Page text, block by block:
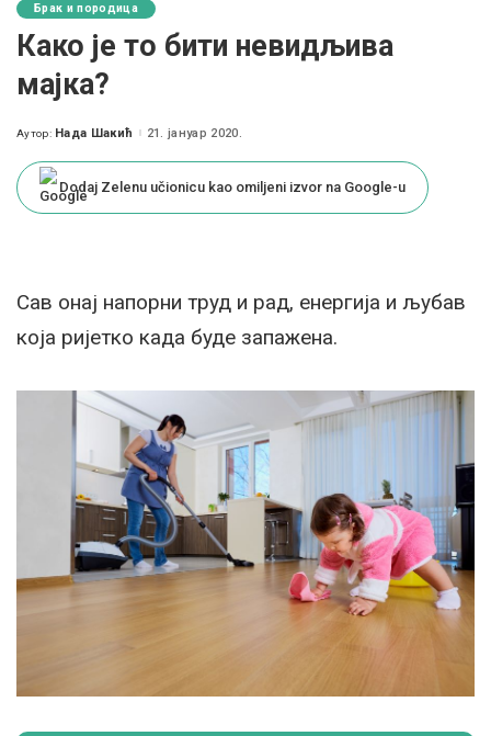
Брак и породица
Како је то бити невидљива
мајка?
Posted
Аутор: Нада Шакић 21. јануар 2020.
Dodaj Zelenu učionicu kao omiljeni izvor na Google-u
Сав онај напорни труд и рад, енергија и љубав
која ријетко када буде запажена.